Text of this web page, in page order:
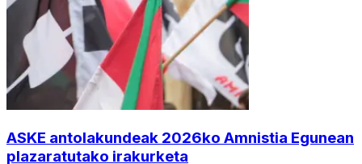
ASKE antolakundeak 2026ko Amnistia Egunean
plazaratutako irakurketa